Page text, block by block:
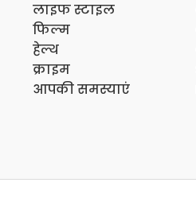
लाइफ स्टाइल
फिल्म
हेल्थ
क्राइम
आपकी समस्याएं